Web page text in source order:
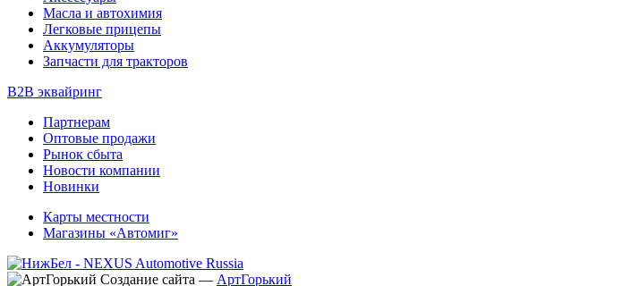
Масла и автохимия
Легковые прицепы
Аккумуляторы
Запчасти для тракторов
B2B эквайринг
Партнерам
Оптовые продажи
Рынок сбыта
Новости компании
Новинки
Карты местности
Магазины «Автомиг»
Создание сайта — АртГорький